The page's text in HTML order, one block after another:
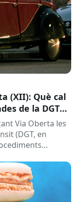
(XII): Què cal
de la DGT
Via Oberta les
(DGT, en